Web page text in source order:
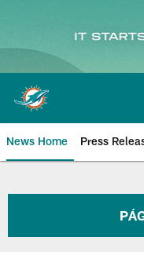
Skip
main
content
News Home Press
Miami